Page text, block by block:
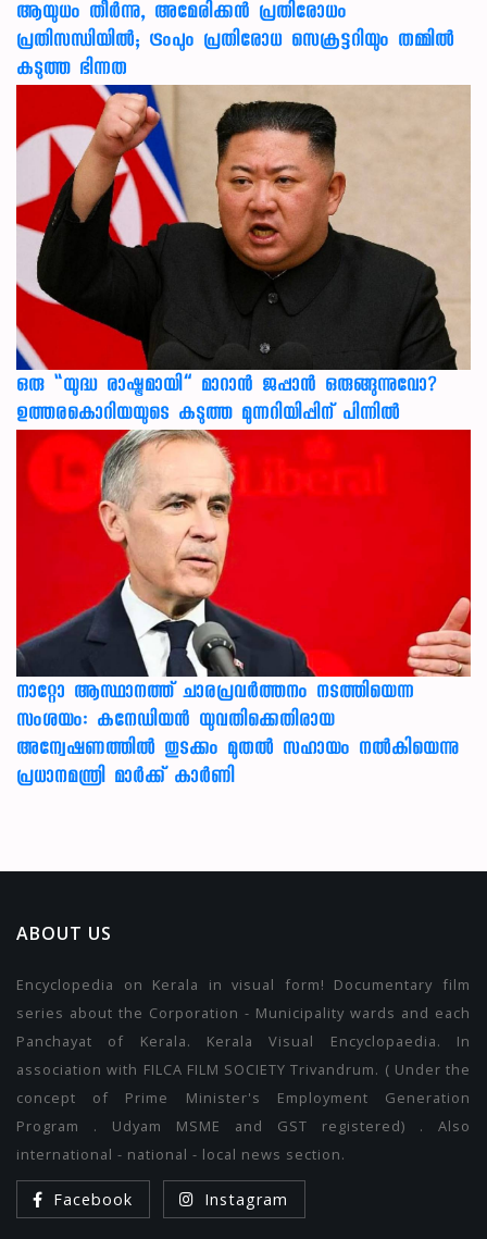
ആയുധം തീർന്നു, അമേരിക്കൻ പ്രതിരോധം
പ്രതിസന്ധിയിൽ; ട്രംപും പ്രതിരോധ സെക്രട്ടറിയും തമ്മിൽ
കടുത്ത ഭിന്നത
ഒരു “യുദ്ധ രാഷ്ട്രമായി” മാറാൻ ജപ്പാൻ ഒരുങ്ങുന്നുവോ?
ഉത്തരകൊറിയയുടെ കടുത്ത മുന്നറിയിപ്പിന് പിന്നിൽ
നാറ്റോ ആസ്ഥാനത്ത് ചാരപ്രവര്‍ത്തനം നടത്തിയെന്ന
സംശയം: കനേഡിയന്‍ യുവതിക്കെതിരായ
അന്വേഷണത്തില്‍ തുടക്കം മുതല്‍ സഹായം നല്‍കിയെന്നു
പ്രധാനമന്ത്രി മാര്‍ക്ക് കാര്‍ണി
ABOUT US
Encyclopedia on Kerala in visual form! Documentary film
series about the Corporation - Municipality wards and each
Panchayat of Kerala. Kerala Visual Encyclopaedia. In
association with FILCA FILM SOCIETY Trivandrum. ( Under the
concept of Prime Minister's Employment Generation
Program . Udyam MSME and GST registered) . Also
international - national - local news section.
Facebook Instagram